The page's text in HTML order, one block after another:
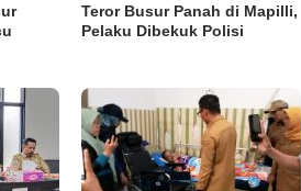
Teror Busur Panah di Mapilli,
Pelaku Dibekuk Polisi